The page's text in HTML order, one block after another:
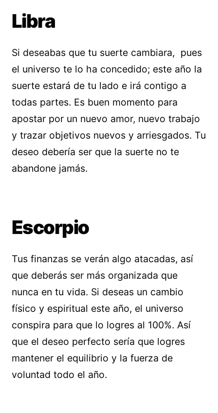
Libra
Si deseabas que tu suerte cambiara, pues
el universo te lo ha concedido; este año la
suerte estará de tu lado e irá contigo a
todas partes. Es buen momento para
apostar por un nuevo amor, nuevo trabajo
y trazar objetivos nuevos y arriesgados. Tu
deseo debería ser que la suerte no te
abandone jamás.
Escorpio
Tus finanzas se verán algo atacadas, así
que deberás ser más organizada que
nunca en tu vida. Si deseas un cambio
físico y espiritual este año, el universo
conspira para que lo logres al 100%. Así
que el deseo perfecto sería que logres
mantener el equilibrio y la fuerza de
voluntad todo el año.